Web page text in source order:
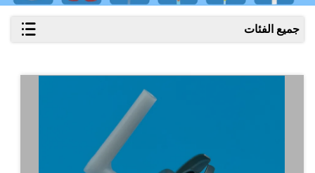
جميع الفئات